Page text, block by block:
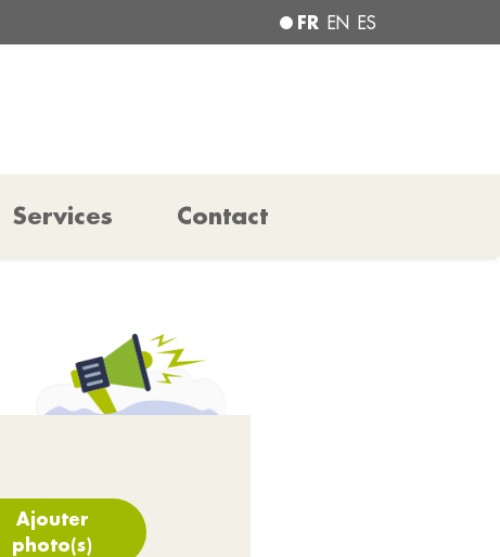
FR EN ES
Services Contact
Ajouter
photo(s)